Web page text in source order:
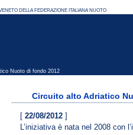
Nuoto di fondo 2012
Circuito alto Adriatico
[ 22/08/2012 ]
L’iniziativa è nata nel 2008 con